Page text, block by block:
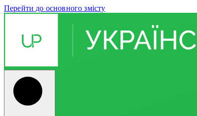
Перейти до основного змісту